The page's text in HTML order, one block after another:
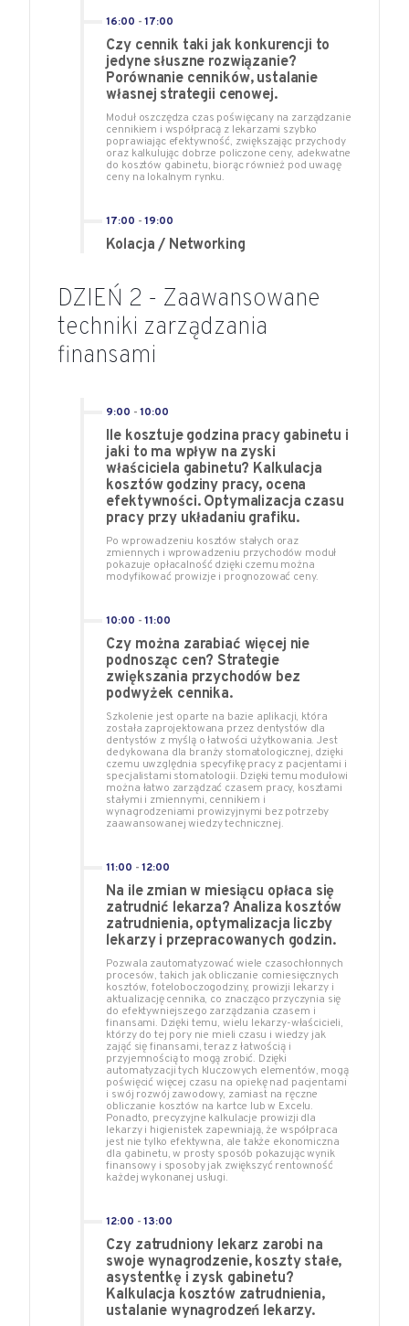
16:00 -17:00
Czy cennik taki jak konkurencji to
jedyne słuszne rozwiązanie?
Porównanie cenników, ustalanie
własnej strategii cenowej.
Moduł oszczędza czas poświęcany na zarządzanie
cennikiem i współpracą z lekarzami szybko
poprawiając efektywność, zwiększając przychody
oraz kalkulując dobrze policzone ceny, adekwatne
do kosztów gabinetu, biorąc również pod uwagę
ceny na lokalnym rynku.
17:00 -19:00
Kolacja / Networking
DZIEŃ 2 - Zaawansowane
techniki zarządzania
finansami
9:00 -10:00
Ile kosztuje godzina pracy gabinetu i
jaki to ma wpływ na zyski
właściciela gabinetu? Kalkulacja
kosztów godziny pracy, ocena
efektywności. Optymalizacja czasu
pracy przy układaniu grafiku.
Po wprowadzeniu kosztów stałych oraz
zmiennych i wprowadzeniu przychodów moduł
pokazuje opłacalność dzięki czemu można
modyfikować prowizje i prognozować ceny.
10:00 -11:00
Czy można zarabiać więcej nie
podnosząc cen? Strategie
zwiększania przychodów bez
podwyżek cennika.
Szkolenie jest oparte na bazie aplikacji, która
została zaprojektowana przez dentystów dla
dentystów z myślą o łatwości użytkowania. Jest
dedykowana dla branży stomatologicznej, dzięki
czemu uwzględnia specyfikę pracy z pacjentami i
specjalistami stomatologii. Dzięki temu modułowi
można łatwo zarządzać czasem pracy, kosztami
stałymi i zmiennymi, cennikiem i
wynagrodzeniami prowizyjnymi bez potrzeby
zaawansowanej wiedzy technicznej.
11:00 -12:00
Na ile zmian w miesiącu opłaca się
zatrudnić lekarza? Analiza kosztów
zatrudnienia, optymalizacja liczby
lekarzy i przepracowanych godzin.
Pozwala zautomatyzować wiele czasochłonnych
procesów, takich jak obliczanie comiesięcznych
kosztów, foteloboczogodziny, prowizji lekarzy i
aktualizację cennika, co znacząco przyczynia się
do efektywniejszego zarządzania czasem i
finansami. Dzięki temu, wielu lekarzy-właścicieli,
którzy do tej pory nie mieli czasu i wiedzy jak
zająć się finansami, teraz z łatwością i
przyjemnością to mogą zrobić. Dzięki
automatyzacji tych kluczowych elementów, mogą
poświęcić więcej czasu na opiekę nad pacjentami
i swój rozwój zawodowy, zamiast na ręczne
obliczanie kosztów na kartce lub w Excelu.
Ponadto, precyzyjne kalkulacje prowizji dla
lekarzy i higienistek zapewniają, że współpraca
jest nie tylko efektywna, ale także ekonomiczna
dla gabinetu, w prosty sposób pokazując wynik
finansowy i sposoby jak zwiększyć rentowność
każdej wykonanej usługi.
12:00 -13:00
Czy zatrudniony lekarz zarobi na
swoje wynagrodzenie, koszty stałe,
asystentkę i zysk gabinetu?
Kalkulacja kosztów zatrudnienia,
ustalanie wynagrodzeń lekarzy.